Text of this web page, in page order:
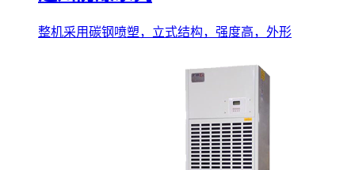
整机采用碳钢喷塑，立式结构，强度高，外形